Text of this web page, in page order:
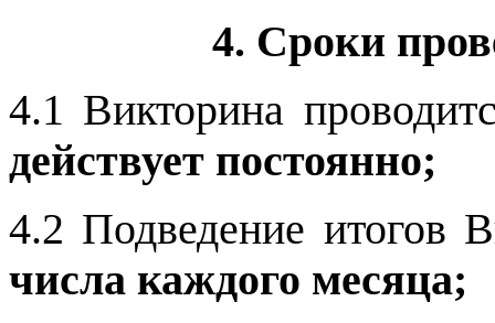
4. Сроки
4.1 Викторина
действует постоянно;
4.2 Подведение итогов
числа каждого месяца;